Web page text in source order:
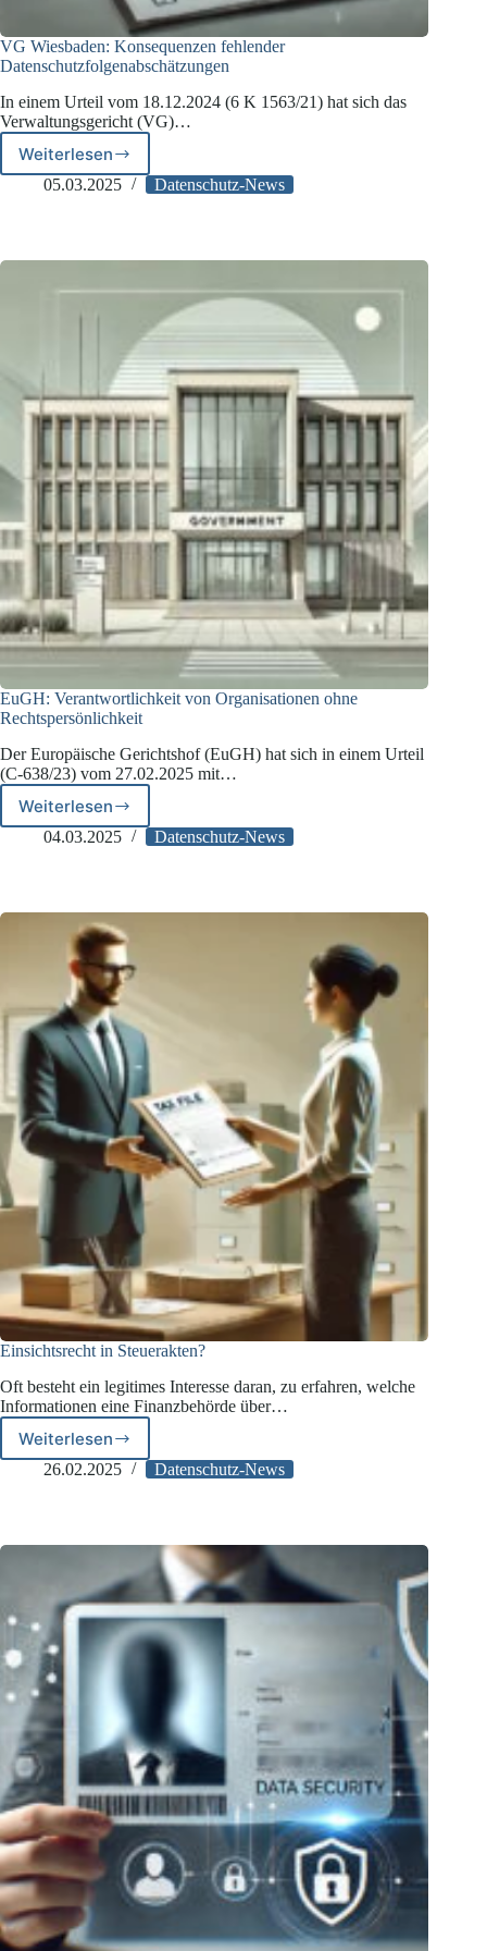
VG Wiesbaden: Konsequenzen fehlender
Datenschutzfolgenabschätzungen
In einem Urteil vom 18.12.2024 (6 K 1563/21) hat sich das
Verwaltungsgericht (VG)…
Weiterlesen
VG
Wiesbaden:
05.03.2025 Datenschutz-News
EuGH: Verantwortlichkeit von Organisationen ohne
Rechtspersönlichkeit
Der Europäische Gerichtshof (EuGH) hat sich in einem Urteil
(C-638/23) vom 27.02.2025 mit…
Weiterlesen
EuGH:
Verantwortlichkeit
Rechtspersönlichkeit
04.03.2025 Datenschutz-News
Einsichtsrecht in Steuerakten?
Oft besteht ein legitimes Interesse daran, zu erfahren, welche
Informationen eine Finanzbehörde über…
WeiterlesenEinsichtsrecht
in
26.02.2025 Datenschutz-News